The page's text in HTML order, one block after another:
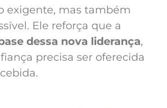
exigente, mas também
Ele reforça que a
dessa nova liderança,
precisa ser oferecida